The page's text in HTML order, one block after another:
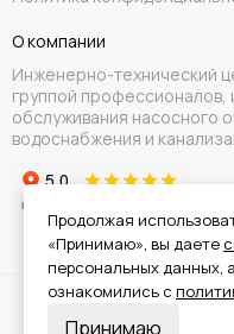
О компании
Инженерно-технический
группой
обслуживания насосного
водоснабжения и
Продолжая
«Принимаю», вы даете
персональных данных,
ознакомились с
Принимаю